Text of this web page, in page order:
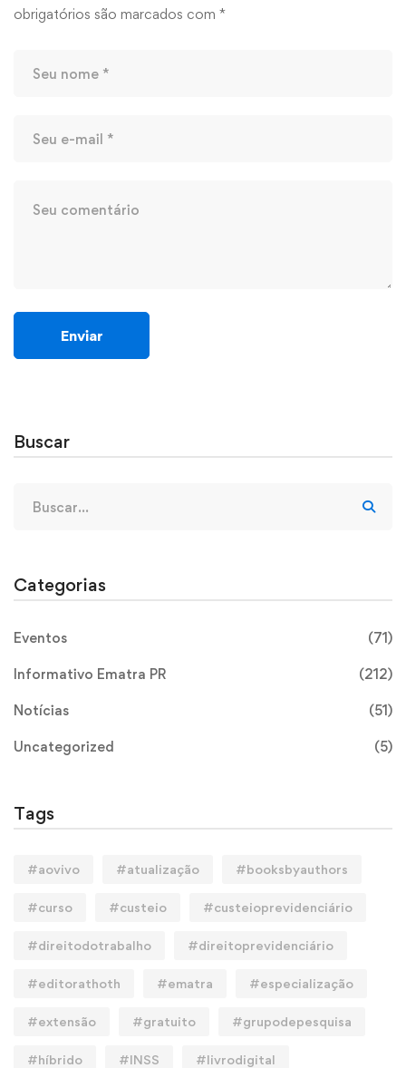
obrigatórios são marcados com *
Buscar
Categorias
Eventos (71)
Informativo Ematra PR (212)
Notícias (51)
Uncategorized (5)
Tags
#aovivo #atualização #booksbyauthors
#curso #custeio #custeioprevidenciário
#direitodotrabalho #direitoprevidenciário
#editorathoth #ematra #especialização
#extensão #gratuito #grupodepesquisa
#híbrido #INSS #livrodigital